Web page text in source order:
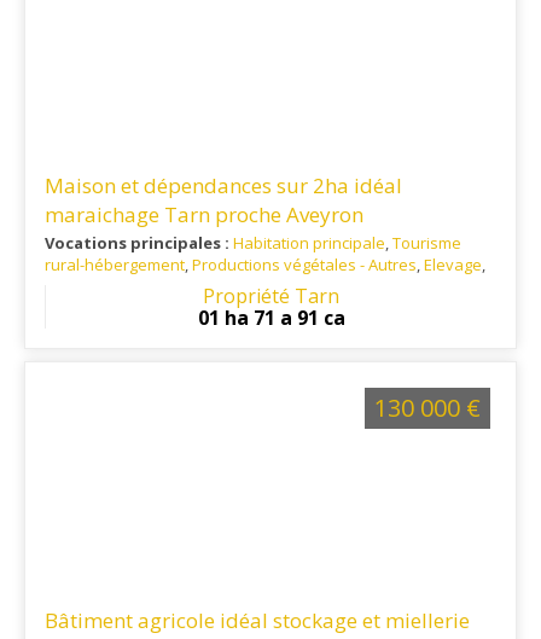
Maison et dépendances sur 2ha idéal
maraichage Tarn proche Aveyron
Vocations principales : Habitation principale,Tourisme
rural-hébergement,Productions végétales - Autres,Elevage,
: A 10km d'Alban, située dans le sud du
département du Tarn, aux confins de l'Aveyron et au cœur
Propriété Tarn
01 ha 71 a 91 ca
Bâtiment agricole idéal stockage et miellerie
130 000 €